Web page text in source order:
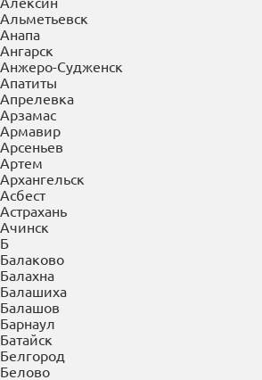
×
Выберите Ваш регион:
Керчь
А
Абакан
Азов
Александров
Алексин
Альметьевск
Анапа
Ангарск
Анжеро-Судженск
Апатиты
Апрелевка
Арзамас
Армавир
Арсеньев
Артем
Архангельск
Асбест
Астрахань
Ачинск
Б